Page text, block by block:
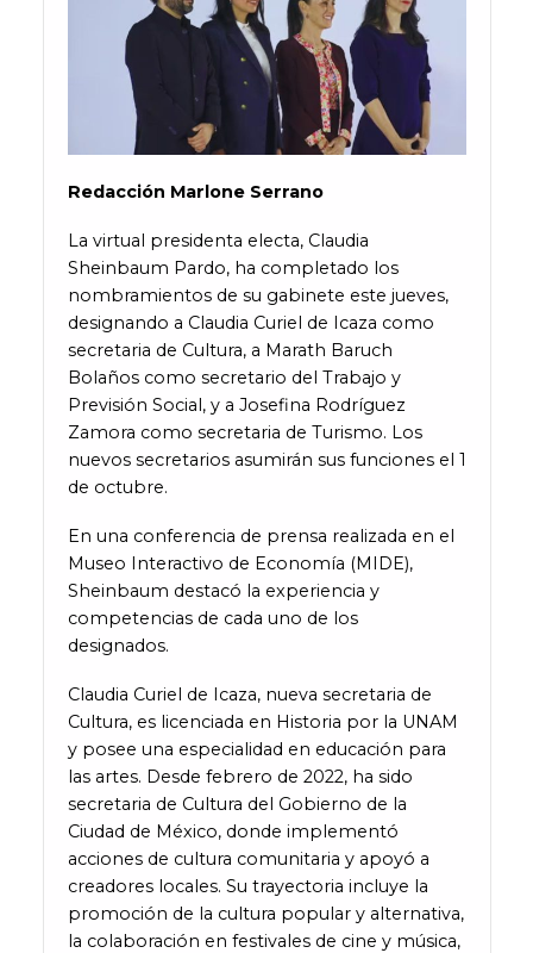
Redacción Marlone Serrano
La virtual presidenta electa, Claudia
Sheinbaum Pardo, ha completado los
nombramientos de su gabinete este jueves,
designando a Claudia Curiel de Icaza como
secretaria de Cultura, a Marath Baruch
Bolaños como secretario del Trabajo y
Previsión Social, y a Josefina Rodríguez
Zamora como secretaria de Turismo. Los
nuevos secretarios asumirán sus funciones el 1
de octubre.
En una conferencia de prensa realizada en el
Museo Interactivo de Economía (MIDE),
Sheinbaum destacó la experiencia y
competencias de cada uno de los
designados.
Claudia Curiel de Icaza, nueva secretaria de
Cultura, es licenciada en Historia por la UNAM
y posee una especialidad en educación para
las artes. Desde febrero de 2022, ha sido
secretaria de Cultura del Gobierno de la
Ciudad de México, donde implementó
acciones de cultura comunitaria y apoyó a
creadores locales. Su trayectoria incluye la
promoción de la cultura popular y alternativa,
la colaboración en festivales de cine y música,